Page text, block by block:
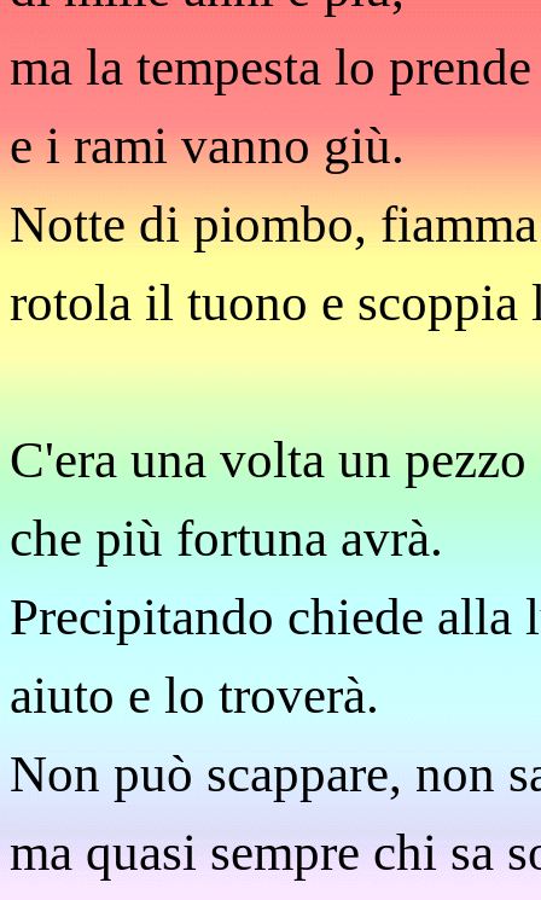
ma la tempesta lo
e i rami vanno giù.
Notte di piombo,
rotola il tuono e scoppia
C'era una volta un
che più fortuna avrà.
Precipitando chiede alla
aiuto e lo troverà.
Non può scappare, non
ma quasi sempre chi sa